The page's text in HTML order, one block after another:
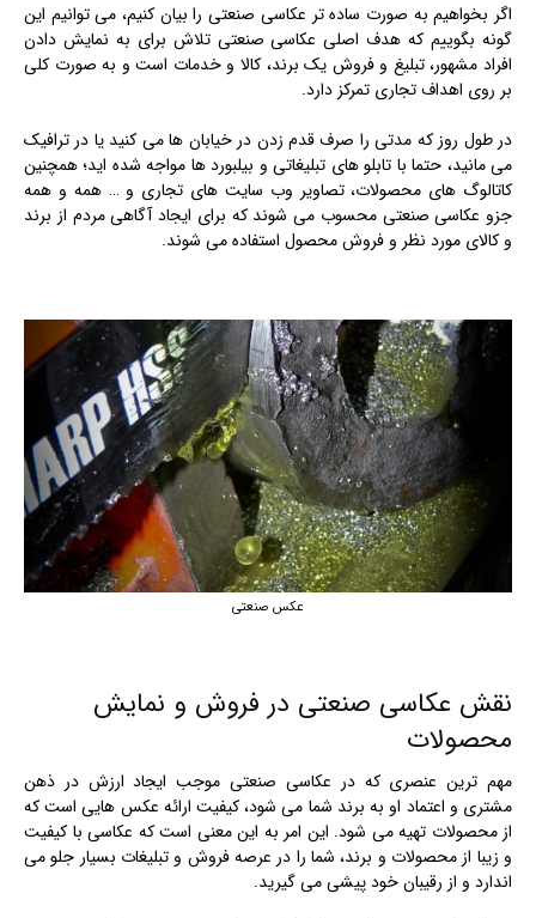
اگر بخواهیم به صورت ساده تر عکاسی صنعتی را بیان کنیم، می توانیم این
گونه بگوییم که هدف اصلی عکاسی صنعتی تلاش برای به نمایش دادن
افراد مشهور، تبلیغ و فروش یک برند، کالا و خدمات است و به صورت کلی
بر روی اهداف تجاری تمرکز دارد.
در طول روز که مدتی را صرف قدم زدن در خیابان ها می کنید یا در ترافیک
می مانید، حتما با تابلو های تبلیغاتی و بیلبورد ها مواجه شده اید؛ همچنین
کاتالوگ های محصولات، تصاویر وب سایت های تجاری و … همه و همه
جزو عکاسی صنعتی محسوب می شوند که برای ایجاد آگاهی مردم از برند
و کالای مورد نظر و فروش محصول استفاده می شوند.
عکس صنعتی
نقش عکاسی صنعتی در فروش و نمایش
محصولات
مهم ترین عنصری که در عکاسی صنعتی موجب ایجاد ارزش در ذهن
مشتری و اعتماد او به برند شما می شود، کیفیت ارائه عکس هایی است که
از محصولات تهیه می شود. این امر به این معنی است که عکاسی با کیفیت
و زیبا از محصولات و برند، شما را در عرصه فروش و تبلیغات بسیار جلو می
اندارد و از رقیبان خود پیشی می گیرید.